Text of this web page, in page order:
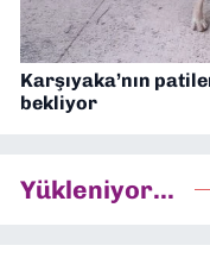
Karşıyaka’nın
bekliyor
Yükleniyor...